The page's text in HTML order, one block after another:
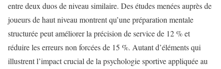
entre deux duos de niveau similaire. Des études menées auprès de
joueurs de haut niveau montrent qu’une préparation mentale
structurée peut améliorer la précision de service de 12 % et
réduire les erreurs non forcées de 15 %. Autant d’éléments qui
illustrent l’impact crucial de la psychologie sportive appliquée au